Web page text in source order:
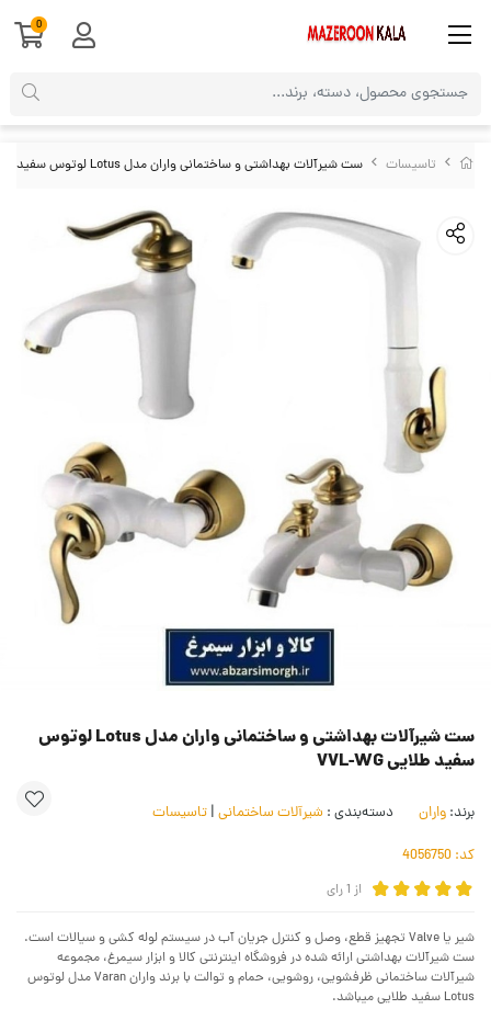
تاسیسات ست شیرآلات بهداشتی و ساختمانی واران مدل Lotus لوتوس سفید طلایی VVL-WG
ست شیرآلات بهداشتی و ساختمانی واران مدل Lotus لوتوس
سفید طلایی VVL-WG
برند: واران دسته‌بندی : شیرآلات ساختمانی | تاسیسات
کد:
از 1رای
شیر یا Valve تجهیز قطع، وصل و کنترل جریان آب در سیستم لوله کشی و سیالات است.
ست شیرآلات بهداشتی ارائه شده در فروشگاه اینترنتی کالا و ابزار سیمرغ، مجموعه
شیرآلات ساختمانی ظرفشویی، روشویی، حمام و توالت با برند واران Varan مدل لوتوس
Lotus سفید طلایی میباشد.
0